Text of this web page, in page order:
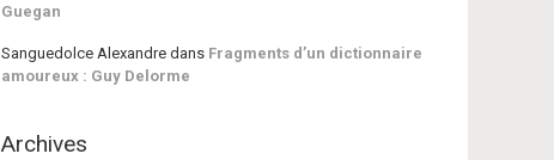
Guegan
Sanguedolce Alexandre dans Fragments d’un dictionnaire
amoureux : Guy Delorme
Archives